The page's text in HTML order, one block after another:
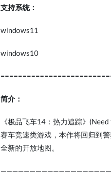
支持系统：
windows11
windows10
简介：
《极品飞车14：热力追踪》
赛车竞速类游戏，本作将回归到
全新的开放地图。